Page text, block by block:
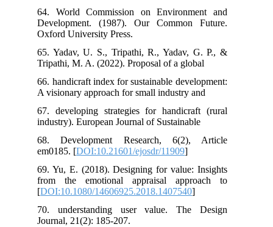
64. World Commission on Environment and
Development. (1987). Our Common Future.
Oxford University Press.
65. Yadav, U. S., Tripathi, R., Yadav, G. P., &
Tripathi, M. A. (2022). Proposal of a global
66. handicraft index for sustainable development:
A visionary approach for small industry and
67. developing strategies for handicraft (rural
industry). European Journal of Sustainable
68. Development Research, 6(2), Article
em0185. [DOI:10.21601/ejosdr/11909
69. Yu, E. (2018). Designing for value: Insights
from the emotional appraisal approach to
[DOI:10.1080/14606925.2018.1407540
70. understanding user value. The Design
Journal, 21(2): 185-207.